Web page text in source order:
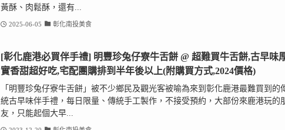
黃酥、肉鬆酥，還有...
2025-06-05 彰化南投美食
[彰化鹿港必買伴手禮] 明豐珍兔仔寮牛舌餅 @ 超難買牛舌餅,古早味
實香甜超好吃,宅配團購排到半年後以上(附購買方式,2024價格)
「明豐珍兔仔寮牛舌餅」被不少鄉民及觀光客被喻為來到彰化鹿港最難買到的
統古早味伴手禮，每日限量、傳統手工製作，不接受預約，大部份來鹿港玩的
友，只能起個大早...